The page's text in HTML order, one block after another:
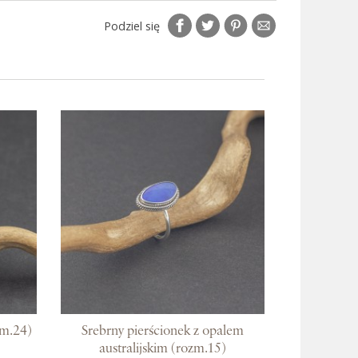
Podziel się
Srebrny pierścionek z opalem
australijskim (rozm.15)